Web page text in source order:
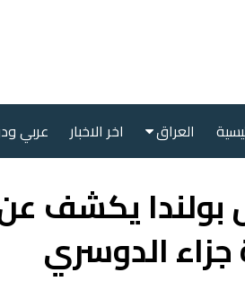
العراق
سياسة
محليات
اخر الاخبار عربي
بولندا يكشف
جزاء الدوسري